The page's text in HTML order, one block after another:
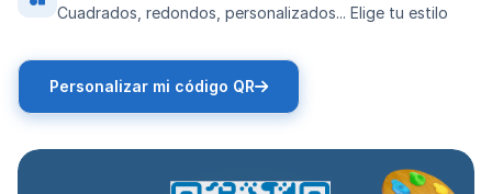
Cuadrados, redondos, personalizados... Elige tu estilo
Personalizar mi código QR